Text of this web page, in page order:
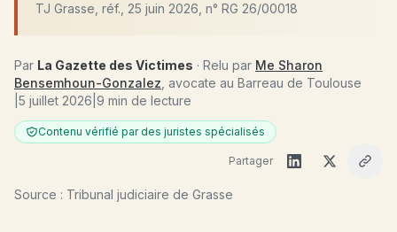
TJ Grasse, réf., 25 juin 2026, n° RG 26/00018
Par La Gazette des Victimes · Relu par Me Sharon
Bensemhoun-Gonzalez , avocate au Barreau de Toulouse
5 juillet 2026 9 min de lecture
Contenu vérifié par des juristes spécialisés
Partager
Source : Tribunal judiciaire de Grasse